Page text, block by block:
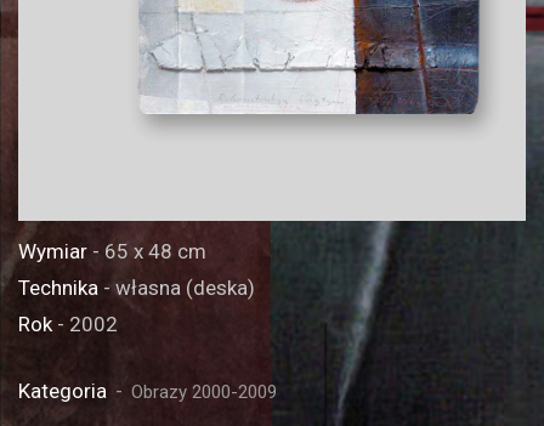
Wymiar - 65 x 48 cm
Technika - własna (deska)
Rok- 2002
Kategoria Obrazy 2000-2009